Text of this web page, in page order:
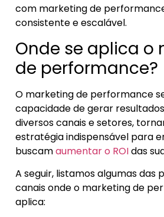
com marketing de
consistente e escalável.
Onde se aplica o
de performance?
O marketing de performance
capacidade de gerar
diversos canais e setores,
estratégia indispensável para
buscamaumentar o ROIdas
A seguir, listamos algumas das
canais onde o marketing de
aplica: